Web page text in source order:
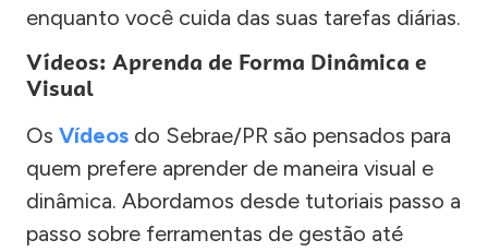
enquanto você cuida das suas tarefas diárias.
Vídeos: Aprenda de Forma Dinâmica e
Visual
Os Vídeos do Sebrae/PR são pensados para
quem prefere aprender de maneira visual e
dinâmica. Abordamos desde tutoriais passo a
passo sobre ferramentas de gestão até